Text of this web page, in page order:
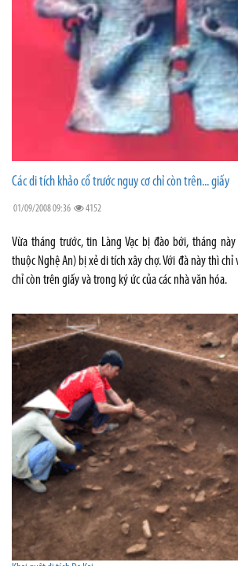
Các di tích khảo cổ trước nguy cơ chỉ còn trên... giấy
01/09/2008 09:36 4152
Vừa tháng trước, tin Làng Vạc bị đào bới, tháng
thuộc Nghệ An) bị xẻ di tích xây chợ. Với đà này thì
chỉ còn trên giấy và trong ký ức của các nhà văn hóa.